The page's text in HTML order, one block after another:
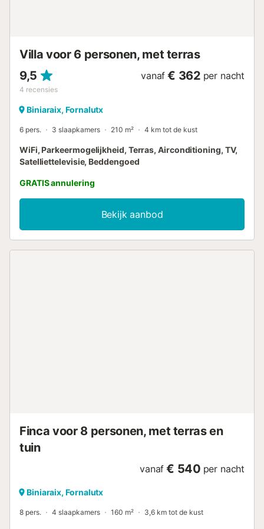
Villa voor 6 personen, met terras
9,5
4 recensies
vanaf € 362 per nacht
Biniaraix, Fornalutx
6 pers. 3 slaapkamers 210 m² 4 km tot de kust
WiFi, Parkeermogelijkheid, Terras, Airconditioning, TV,
Satelliettelevisie, Beddengoed
GRATIS annulering
Bekijk aanbod
Finca voor 8 personen, met terras en
tuin
vanaf € 540 per nacht
Biniaraix, Fornalutx
8 pers. 4 slaapkamers 160 m² 3,6 km tot de kust